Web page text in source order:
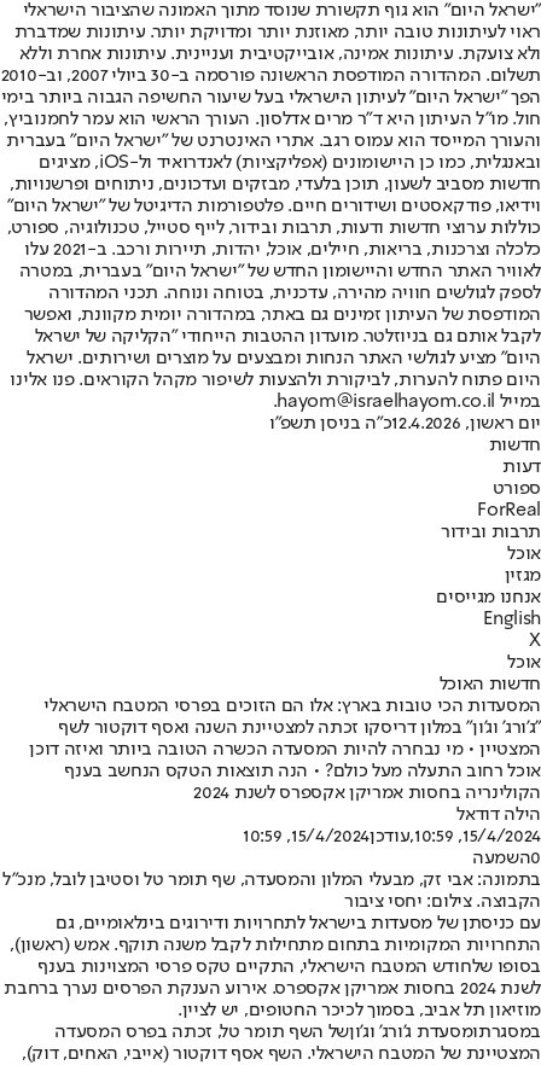
"ישראל היום" הוא גוף תקשורת שנוסד מתוך האמונה שהציבור הישראלי
ראוי לעיתונות טובה יותר, מאוזנת יותר ומדויקת יותר. עיתונות שמדברת
ולא צועקת. עיתונות אמינה, אובייקטיבית ועניינית. עיתונות אחרת וללא
תשלום. המהדורה המודפסת הראשונה פורסמה ב-30 ביולי 2007, וב-2010
הפך "ישראל היום" לעיתון הישראלי בעל שיעור החשיפה הגבוה ביותר בימי
חול. מו"ל העיתון היא ד"ר מרים אדלסון. העורך הראשי הוא עמר לחמנוביץ,
והעורך המייסד הוא עמוס רגב. אתרי האינטרנט של "ישראל היום" בעברית
ובאנגלית, כמו כן היישומונים (אפליקציות) לאנדרואיד ול-iOS, מציגים
חדשות מסביב לשעון, תוכן בלעדי, מבזקים ועדכונים, ניתוחים ופרשנויות,
וידיאו, פודקאסטים ושידורים חיים. פלטפורמות הדיגיטל של "ישראל היום"
כוללות ערוצי חדשות ודעות, תרבות ובידור, לייף סטייל, טכנולוגיה, ספורט,
כלכלה וצרכנות, בריאות, חיילים, אוכל, יהדות, תיירות ורכב. ב-2021 עלו
לאוויר האתר החדש והיישומון החדש של "ישראל היום" בעברית, במטרה
לספק לגולשים חוויה מהירה, עדכנית, בטוחה ונוחה. תכני המהדורה
המודפסת של העיתון זמינים גם באתר, במהדורה יומית מקוונת, ואפשר
לקבל אותם גם בניוזלטר. מועדון ההטבות הייחודי "הקליקה של ישראל
היום" מציע לגולשי האתר הנחות ומבצעים על מוצרים ושירותים. ישראל
היום פתוח להערות, לביקורת ולהצעות לשיפור מקהל הקוראים. פנו אלינו
במייל hayom@israelhayom.co.il.
יום ראשון, 12.4.2026
כ"ה בניסן תשפ"ו
חדשות
דעות
ספורט
ForReal
תרבות ובידור
אוכל
מגזין
אנחנו מגייסים
English
X
אוכל
חדשות האוכל
המסעדות הכי טובות בארץ: אלו הם הזוכים בפרסי המטבח הישראלי
"ג'ורג' וג'ון" במלון דריסקו זכתה למצטיינת השנה ואסף דוקטור לשף
המצטיין • מי נבחרה להיות המסעדה הכשרה הטובה ביותר ואיזה דוכן
אוכל רחוב התעלה מעל כולם? • הנה תוצאות הטקס הנחשב בענף
הקולינריה בחסות אמריקן אקספרס לשנת 2024
הילה דודאל
15/4/2024, 10:59
,עודכן15/4/2024, 10:59
0השמעה
בתמונה: אבי זק, מבעלי המלון והמסעדה, שף תומר טל וסטיבן לובל, מנכ"ל
הקבוצה. צילום: יחסי ציבור
עם כניסתן של מסעדות בישראל לתחרויות ודירוגים בינלאומיים, גם
התחרויות המקומיות בתחום מתחילות לקבל משנה תוקף. אמש (ראשון),
בסופו שלחודש המטבח הישראלי, התקיים טקס פרסי המצוינות בענף
לשנת 2024 בחסות אמריקן אקספרס. אירוע הענקת הפרסים נערך ברחבת
מוזיאון תל אביב, בסמוך לכיכר החטופים, יש לציין.
במסגרתומסעדת ג'ורג' וג'וןשל השף תומר טל, זכתה בפרס המסעדה
המצטיינת של המטבח הישראלי. השף אסף דוקטור (אייבי, האחים, דוק),